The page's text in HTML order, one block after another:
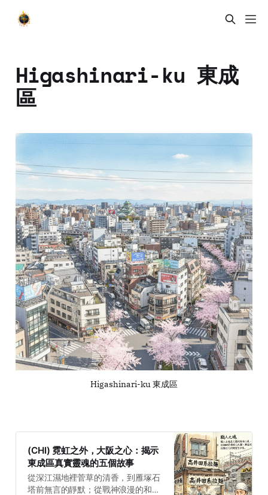
Higashinari-ku 東成
區
Higashinari-ku 東成區
(CHI) 霓虹之外，大阪之心：揭示
東成區真實靈魂的五個故事
從深江濕地裡菅草的清香，到雁塚石
塔前無言的靜默；從戰神浪漫的和